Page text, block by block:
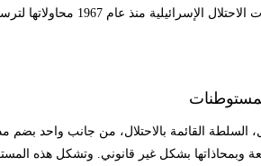
واصلت سلطات
السلطة القائمة بالاحتلال، من جانب واحد بضم
وبمحاذاتها بشكل غير قانوني. وتشكل هذه